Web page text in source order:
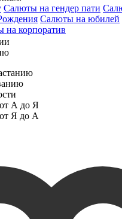
Салюты на гендер пати
Салюты на юбилей
на корпоратив
А до Я
Я до А